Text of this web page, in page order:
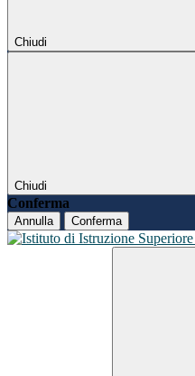
Chiudi
Chiudi
Conferma
Annulla Conferma